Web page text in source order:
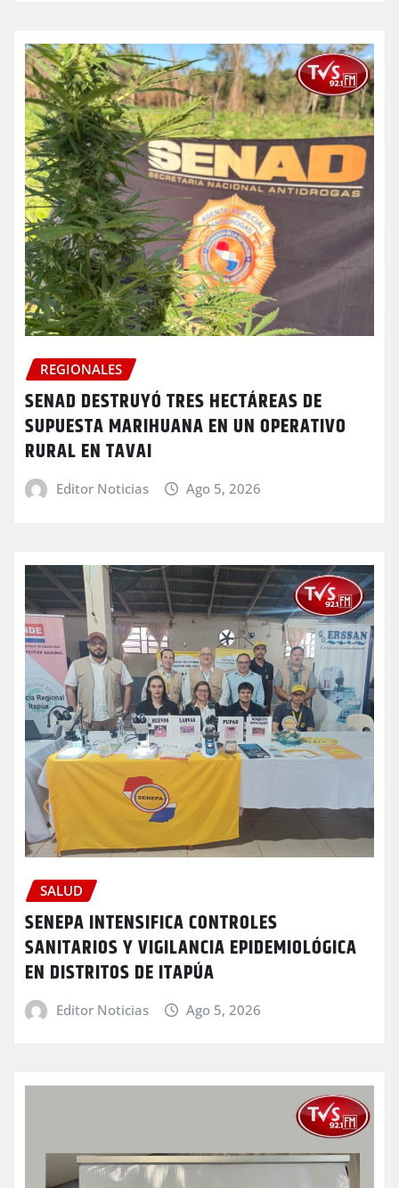
REGIONALES
SENAD DESTRUYÓ TRES HECTÁREAS DE
SUPUESTA MARIHUANA EN UN OPERATIVO
RURAL EN TAVAI
Editor Noticias Ago 5, 2026
SALUD
SENEPA INTENSIFICA CONTROLES
SANITARIOS Y VIGILANCIA EPIDEMIOLÓGICA
EN DISTRITOS DE ITAPÚA
Editor Noticias Ago 5, 2026